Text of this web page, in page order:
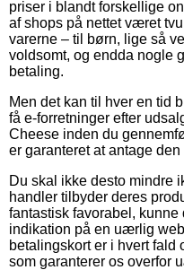
priser i blandt forskellige
af shops på nettet været
varerne – til børn, lige så
voldsomt, og endda nogle
betaling.
Men det kan til hver en tid
få e-forretninger efter
Cheese inden du
er garanteret at antage
Du skal ikke desto mindre
handler tilbyder deres
fantastisk favorabel,
indikation på en uærlig
betalingskort er i hvert fald
som garanterer os overfor